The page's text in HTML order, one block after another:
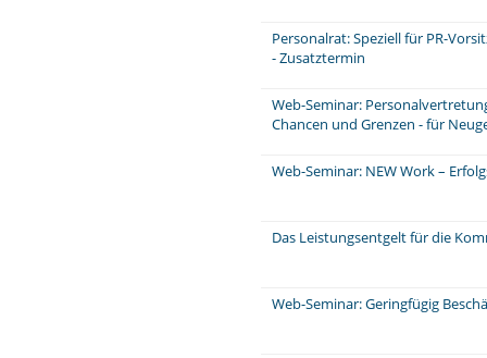
Personalrat: Speziell für PR-
- Zusatztermin
Web-Seminar:
Chancen und Grenzen - für
Web-Seminar: NEW Work –
Das Leistungsentgelt für die
Web-Seminar: Geringfügig